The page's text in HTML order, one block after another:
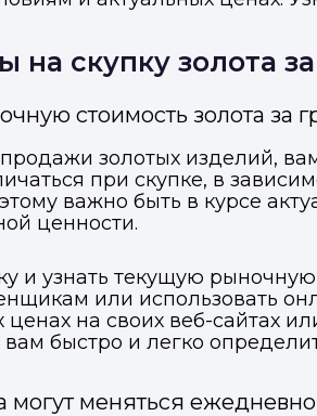
на скупку золота
стоимость золота за
золотых изделий,
при скупке, в
важно быть в курсе
ценности.
и узнать текущую
или использовать
на своих веб-сайтах
быстро и легко
могут меняться